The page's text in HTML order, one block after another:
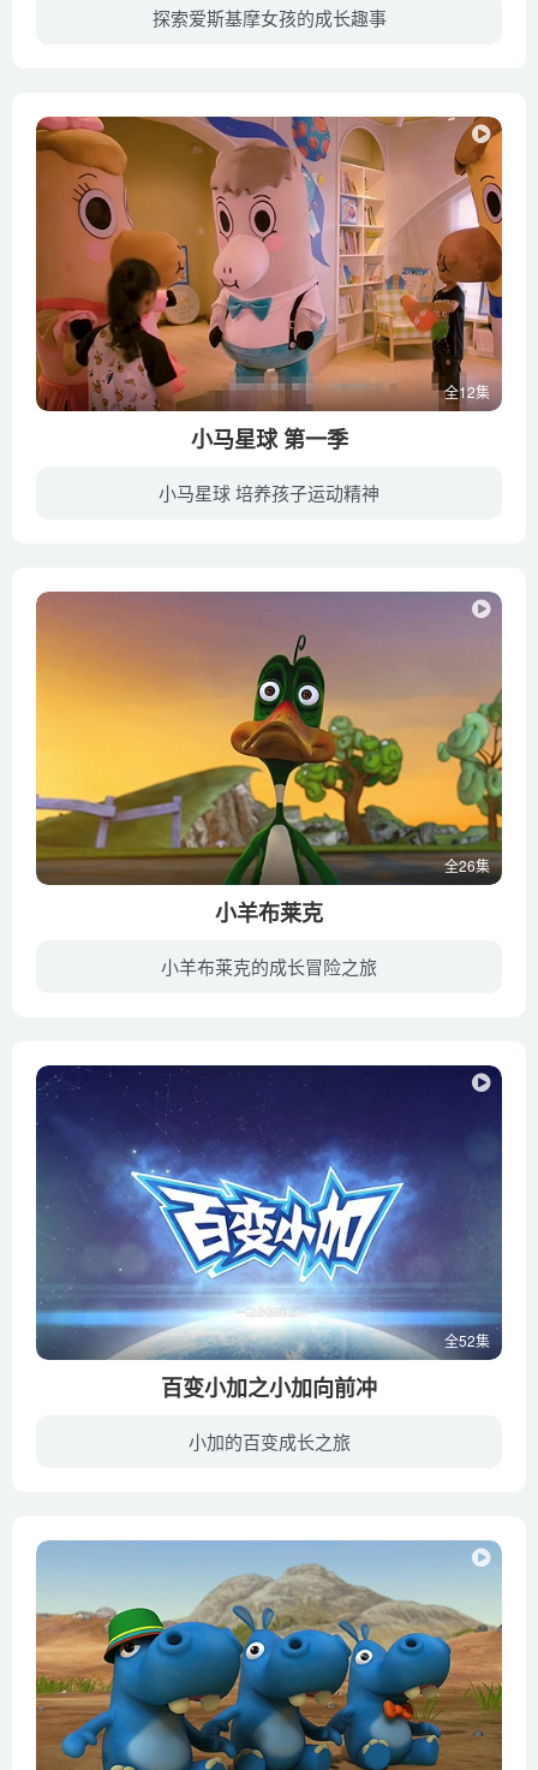
探索爱斯基摩女孩的成长趣事
全12集
小马星球 第一季
小马星球 培养孩子运动精神
全26集
小羊布莱克
小羊布莱克的成长冒险之旅
全52集
百变小加之小加向前冲
小加的百变成长之旅